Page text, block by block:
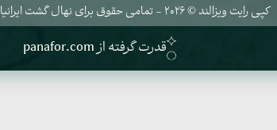
کپی رایت ویزالند © 2026 - تمامی حقوق برای نهال گشت ایرانیان محفوظ است.
قدرت گرفته از panafor.com